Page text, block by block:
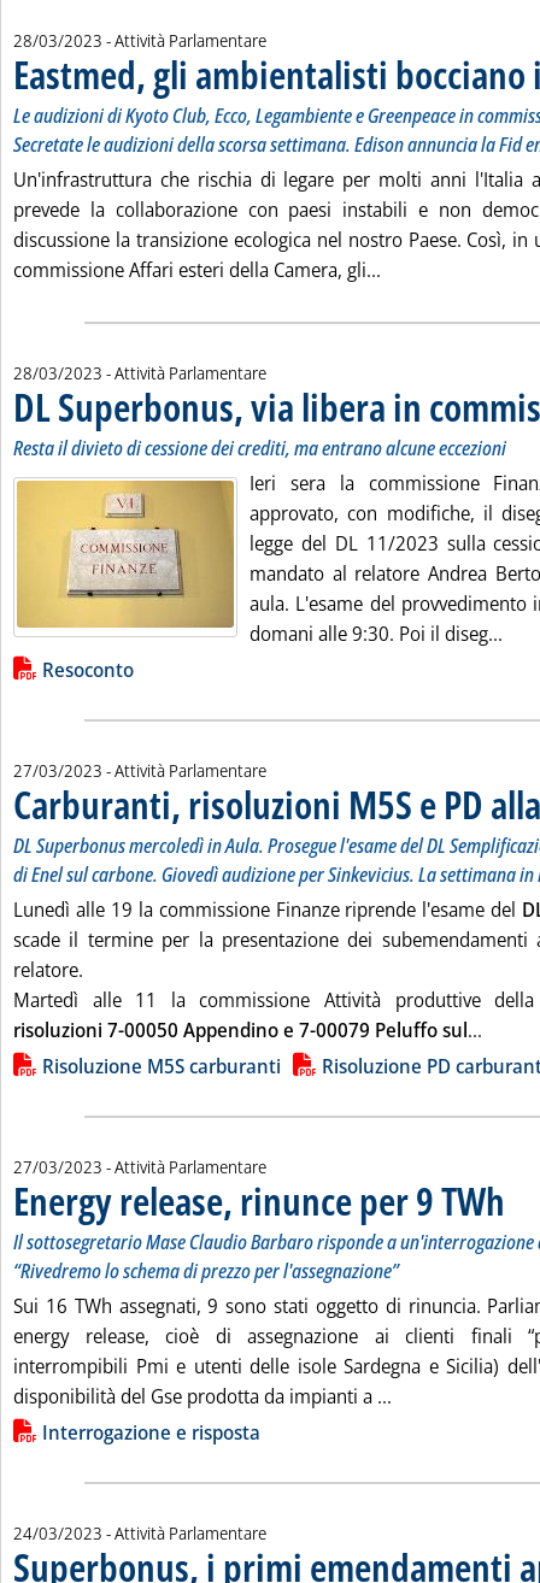
28/03/2023 - Attività Parlamentare
Eastmed, gli ambientalisti
Le audizioni di Kyoto Club, Ecco, Legambiente e Greenpeace in
Secretate le audizioni della scorsa settimana. Edison annuncia la Fid
Un'infrastruttura che rischia di legare per molti anni l'Italia
prevede la collaborazione con paesi instabili e non
discussione la transizione ecologica nel nostro Paese. Così,
commissione Affari esteri della Camera, gli...
28/03/2023 - Attività Parlamentare
DL Superbonus, via libera in
Resta il divieto di cessione dei crediti, ma entrano alcune eccezioni
Ieri sera la commissione
approvato, con modifiche, il
legge del DL 11/2023 sulla
mandato al relatore Andrea
aula. L'esame del provvedimento
domani alle 9:30. Poi il diseg...
Lista allegati PDF alla notizia
Resoconto
27/03/2023 - Attività Parlamentare
Carburanti, risoluzioni M5S e PD
DL Superbonus mercoledì in Aula. Prosegue l'esame del DL
di Enel sul carbone. Giovedì audizione per Sinkevicius. La settimana
Lunedì alle 19 la commissione Finanze riprende l'esame del
scade il termine per la presentazione dei subemendamenti
relatore.
Martedì alle 11 la commissione Attività produttive
risoluzioni 7-00050 Appendino e 7-00079 Peluffo sul...
Lista allegati PDF alla notizia
Risoluzione M5S carburanti Risoluzione PD
27/03/2023 - Attività Parlamentare
Energy release, rinunce per 9 TWh
Il sottosegretario Mase Claudio Barbaro risponde a un'interrogazione
“Rivedremo lo schema di prezzo per l'assegnazione”
Sui 16 TWh assegnati, 9 sono stati oggetto di rinuncia.
energy release, cioè di assegnazione ai clienti finali
interrompibili Pmi e utenti delle isole Sardegna e Sicilia)
disponibilità del Gse prodotta da impianti a ...
Lista allegati PDF alla notizia
Interrogazione e risposta
24/03/2023 - Attività Parlamentare
Superbonus, i primi emendamenti